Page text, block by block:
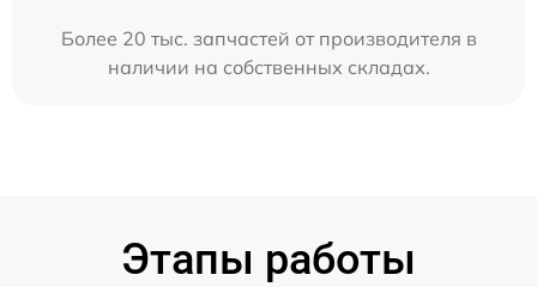
Более 20 тыс. запчастей от производителя в
наличии на собственных складах.
Этапы работы